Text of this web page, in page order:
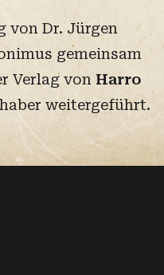
von Dr. Jürgen
gemeinsam
Verlag von Harro
weitergeführt.